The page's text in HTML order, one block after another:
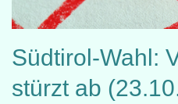
Südtirol-Wahl:
stürzt ab